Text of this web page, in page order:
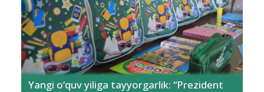
Yangi o‘quv yiliga tayyorgarlik: “Prezident